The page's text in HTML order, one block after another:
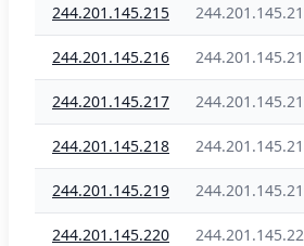
244.201.145.215
244.201.145.216
244.201.145.217
244.201.145.218
244.201.145.219
244.201.145.220